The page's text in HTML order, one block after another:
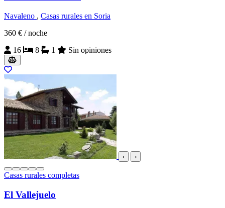
Navaleno , Casas rurales en Soria
360 € / noche
16
8 1 Sin opiniones
‹ ›
Casas rurales completas
El Vallejuelo